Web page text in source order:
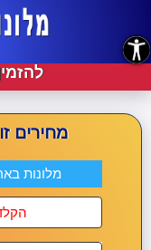
להזמין
מחירים
מלונות
נגישות